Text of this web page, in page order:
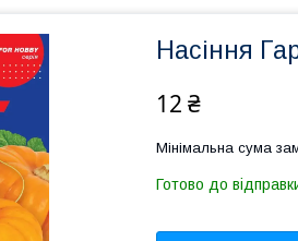
Насіння
12 ₴
Мінімальна сума
Готово до